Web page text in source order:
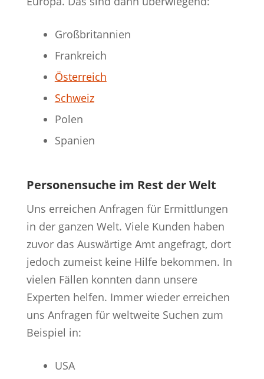
Großbritannien
Frankreich
Österreich
Schweiz
Polen
Spanien
Personensuche im Rest der Welt
Uns erreichen Anfragen für Ermittlungen
in der ganzen Welt. Viele Kunden haben
zuvor das Auswärtige Amt angefragt, dort
jedoch zumeist keine Hilfe bekommen. In
vielen Fällen konnten dann unsere
Experten helfen. Immer wieder erreichen
uns Anfragen für weltweite Suchen zum
Beispiel in:
USA